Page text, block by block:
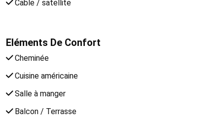
Cable / satellite
Eléments De Confort
Cheminée
Cuisine américaine
Salle à manger
Balcon / Terrasse